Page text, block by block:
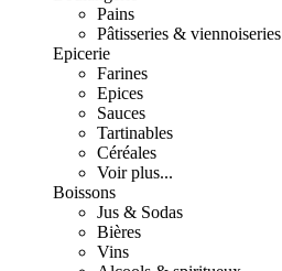
Pains
Pâtisseries & viennoiseries
Epicerie
Farines
Epices
Sauces
Tartinables
Céréales
Voir plus...
Boissons
Jus & Sodas
Bières
Vins